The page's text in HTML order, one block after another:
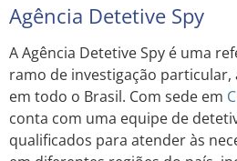
Agência Detetive Spy
A Agência Detetive Spy é uma
ramo de investigação particular,
em todo o Brasil. Com sede em
conta com uma equipe de
qualificados para atender às